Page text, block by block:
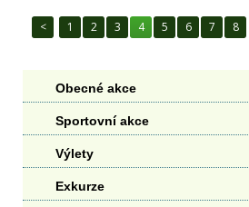
1 2 3 4 5 6 7 8
Obecné akce
Sportovní akce
Výlety
Exkurze